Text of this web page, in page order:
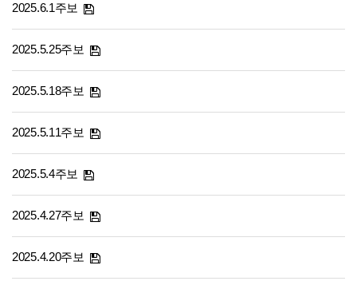
2025.6.1주보
2025.5.25주보
2025.5.18주보
2025.5.11주보
2025.5.4주보
2025.4.27주보
2025.4.20주보